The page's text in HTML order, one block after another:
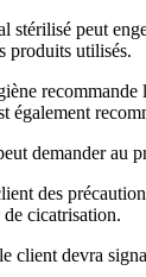
stérilisé peut
produits utilisés.
recommande
également
demander au
des
cicatrisation.
client devra